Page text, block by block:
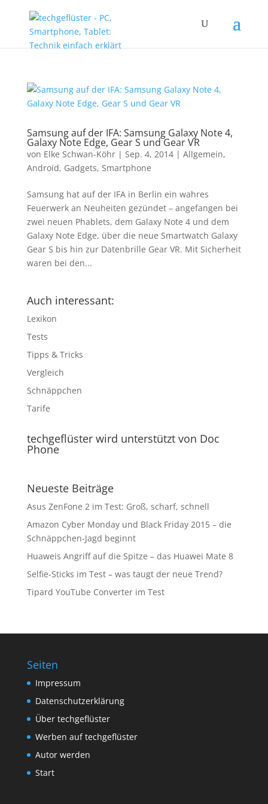
Samsung auf der IFA: Samsung Galaxy Note 4,
Galaxy Note Edge, Gear S und Gear VR
von Elke Schwan-Köhr| Sep. 4, 2014| Allgemein,
Android, Gadgets, Smartphone
Samsung hat auf der IFA in Berlin ein wahres
Feuerwerk an Neuheiten gezündet – angefangen bei
zwei neuen Phablets, dem Galaxy Note 4 und dem
Galaxy Note Edge, über die neue Smartwatch Galaxy
Gear S bis hin zur Datenbrille Gear VR. Mit Sicherheit
waren bei den...
Auch interessant:
Lexikon
Tests
Tipps & Tricks
Vergleich
Schnäppchen
Tarife
techgeflüster wird unterstützt von Doc
Phone
Neueste Beiträge
Asus ZenFone 2 im Test: Groß, scharf, schnell
Amazon Cyber Monday und Black Friday 2015 – die
Schnäppchen-Jagd beginnt
Huaweis Angriff auf die Spitze – das Huawei Mate 8
Selfie-Sticks im Test – was taugt der neue Trend?
Tipard YouTube Converter im Test
Seiten
Impressum
Datenschutzerklärung
Über techgeflüster
Werben auf techgeflüster
Autor werden
Start